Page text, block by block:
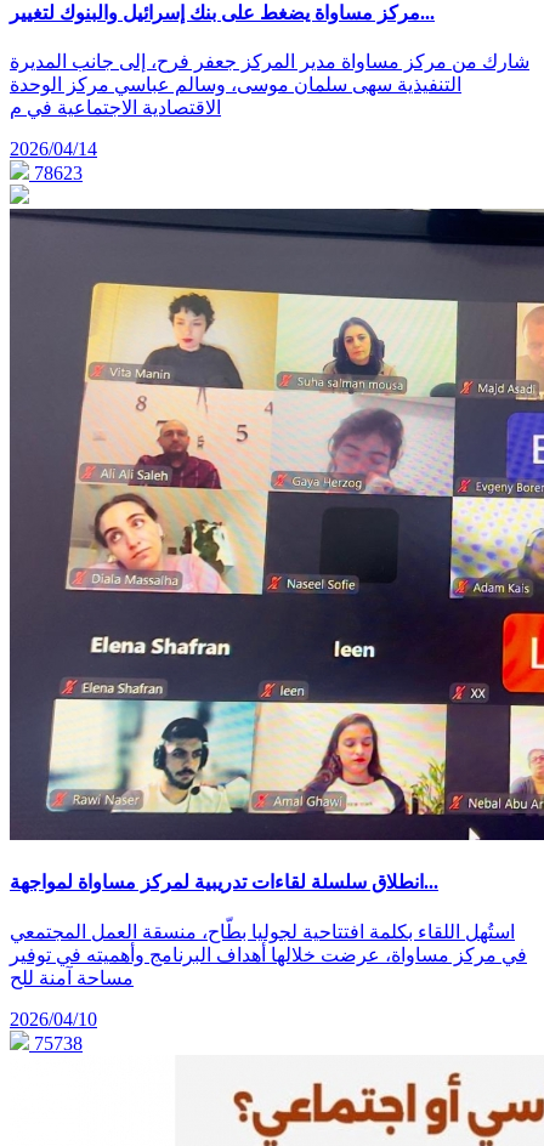
مركز مساواة يضغط على بنك إسرائيل والبنوك لتغيير...
شارك من مركز مساواة مدير المركز جعفر فرح، إلى جانب المديرة
التنفيذية سهى سلمان موسى، وسالم عباسي مركز الوحدة
الاقتصادية الاجتماعية في م
2026/04/14
78623
انطلاق سلسلة لقاءات تدريبية لمركز مساواة لمواجهة...
استُهل اللقاء بكلمة افتتاحية لجوليا بطّاح، منسقة العمل المجتمعي
في مركز مساواة، عرضت خلالها أهداف البرنامج وأهميته في توفير
مساحة آمنة للح
2026/04/10
75738